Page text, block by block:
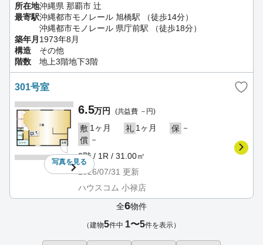
所在地沖縄県 那覇市 辻
最寄駅沖縄都市モノレール 旭橋駅 （徒歩14分）
沖縄都市モノレール 県庁前駅 （徒歩18分）
築年月 1973年8月
構造
その他
階数
地上3階地下3階
301号室
写真を見る
6.5万円 (共益費 －円)
敷 1ヶ月 礼 1ヶ月 保 －
償 －
3階 / 1R / 31.00㎡
2026/07/31 更新
ハウスコム 小禄店
全6物件
（建物5件中 1〜5件を表示）